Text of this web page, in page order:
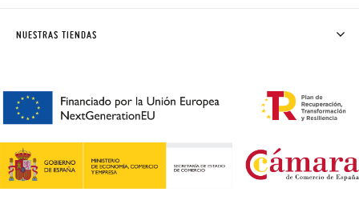
AVISO LEGAL, PRIVACIDAD Y COOKIES
REBAJAS
PREGUNTAS FRECUENTES
NUESTRAS TIENDAS